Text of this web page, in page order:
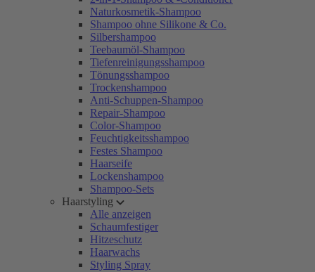
Naturkosmetik-Shampoo
Shampoo ohne Silikone & Co.
Silbershampoo
Teebaumöl-Shampoo
Tiefenreinigungsshampoo
Tönungsshampoo
Trockenshampoo
Anti-Schuppen-Shampoo
Repair-Shampoo
Color-Shampoo
Feuchtigkeitsshampoo
Festes Shampoo
Haarseife
Lockenshampoo
Shampoo-Sets
Haarstyling
Alle anzeigen
Schaumfestiger
Hitzeschutz
Haarwachs
Styling Spray